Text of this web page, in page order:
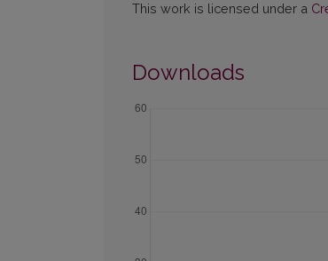
This work is licensed under a
Downloads